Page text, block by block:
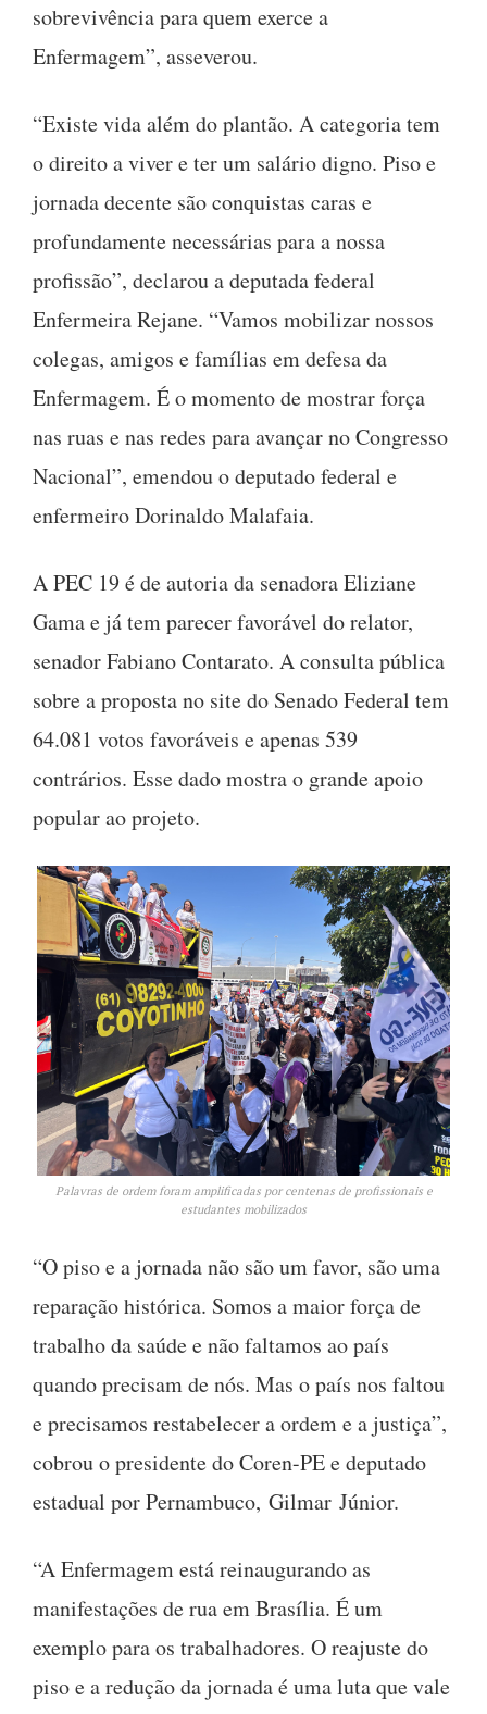
sobrevivência para quem exerce a
Enfermagem”, asseverou.
“Existe vida além do plantão. A categoria tem
o direito a viver e ter um salário digno. Piso e
jornada decente são conquistas caras e
profundamente necessárias para a nossa
profissão”, declarou a deputada federal
Enfermeira Rejane. “Vamos mobilizar nossos
colegas, amigos e famílias em defesa da
Enfermagem. É o momento de mostrar força
nas ruas e nas redes para avançar no Congresso
Nacional”, emendou o deputado federal e
enfermeiro Dorinaldo Malafaia.
A PEC 19 é de autoria da senadora Eliziane
Gama e já tem parecer favorável do relator,
senador Fabiano Contarato. A consulta pública
sobre a proposta no site do Senado Federal tem
64.081 votos favoráveis e apenas 539
contrários. Esse dado mostra o grande apoio
popular ao projeto.
Palavras de ordem foram amplificadas por centenas de profissionais e
estudantes mobilizados
“O piso e a jornada não são um favor, são uma
reparação histórica. Somos a maior força de
trabalho da saúde e não faltamos ao país
quando precisam de nós. Mas o país nos faltou
e precisamos restabelecer a ordem e a justiça”,
cobrou o presidente do Coren-PE e deputado
estadual por Pernambuco, Gilmar Júnior.
“A Enfermagem está reinaugurando as
manifestações de rua em Brasília. É um
exemplo para os trabalhadores. O reajuste do
piso e a redução da jornada é uma luta que vale